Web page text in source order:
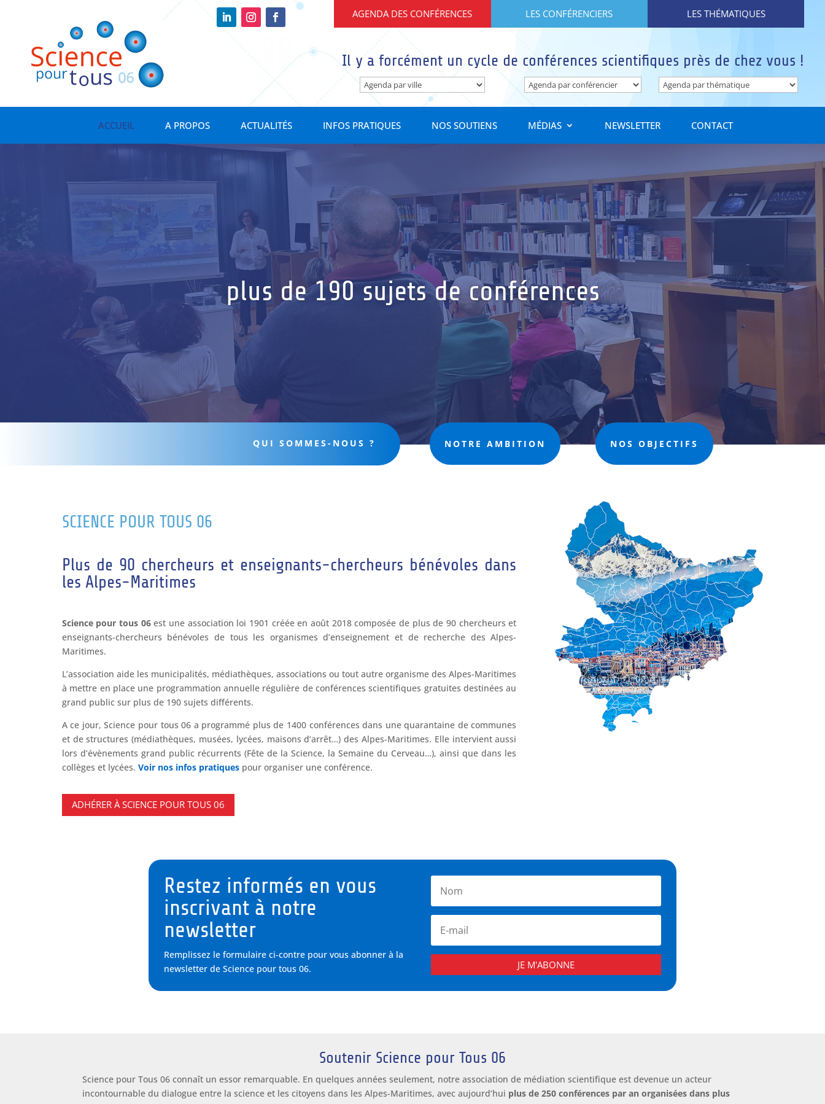
AGENDA DES CONFÉRENCES LES CONFÉRENCIERS LES THÉMATIQUES
Il y a forcément un cycle de conférences scientifiques près de chez vous !
ACCUEIL A PROPOS ACTUALITÉS INFOS PRATIQUES NOS SOUTIENS MÉDIAS NEWSLETTER CONTACT
plus de 190 sujets de conférences
QUI SOMMES-NOUS ? NOTRE AMBITION NOS OBJECTIFS
SCIENCE POUR TOUS 06
Plus de 90 chercheurs et enseignants-chercheurs bénévoles dans
les Alpes-Maritimes
Science pour tous 06est une association loi 1901 créée en août 2018 composée de plus de 90 chercheurs et
enseignants-chercheurs bénévoles de tous les organismes d’enseignement et de recherche des Alpes-
Maritimes.
L’association aide les municipalités, médiathèques, associations ou tout autre organisme des Alpes-Maritimes
à mettre en place une programmation annuelle régulière de conférences scientifiques gratuites destinées au
grand public sur plus de 190 sujets différents.
A ce jour, Science pour tous 06 a programmé plus de 1400 conférences dans une quarantaine de communes
et de structures (médiathèques, musées, lycées, maisons d’arrêt…) des Alpes-Maritimes. Elle intervient aussi
lors d’évènements grand public récurrents (Fête de la Science, la Semaine du Cerveau…), ainsi que dans les
collèges et lycées. Voir nos infos pratiquespour organiser une conférence.
ADHÉRER À SCIENCE POUR TOUS 06
Restez informés en vous
inscrivant à notre
newsletter
Remplissez le formulaire ci-contre pour vous abonner à la
newsletter de Science pour tous 06.
JE M'ABONNE
Soutenir Science pour Tous 06
Science pour Tous 06 connaît un essor remarquable. En quelques années seulement, notre association de médiation scientifique est devenue un acteur
incontournable du dialogue entre la science et les citoyens dans les Alpes-Maritimes, avec aujourd’hui plus de 250 conférences par an organisées dans plus